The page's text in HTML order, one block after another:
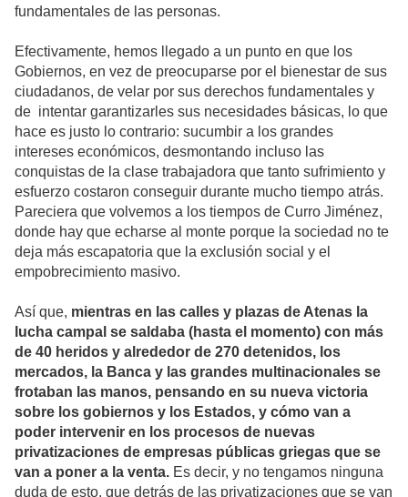
fundamentales de las personas.
Efectivamente, hemos llegado a un punto en que los
Gobiernos, en vez de preocuparse por el bienestar de sus
ciudadanos, de velar por sus derechos fundamentales y
de intentar garantizarles sus necesidades básicas, lo que
hace es justo lo contrario: sucumbir a los grandes
intereses económicos, desmontando incluso las
conquistas de la clase trabajadora que tanto sufrimiento y
esfuerzo costaron conseguir durante mucho tiempo atrás.
Pareciera que volvemos a los tiempos de Curro Jiménez,
donde hay que echarse al monte porque la sociedad no te
deja más escapatoria que la exclusión social y el
empobrecimiento masivo.
Así que, mientras en las calles y plazas de Atenas la
lucha campal se saldaba (hasta el momento) con más
de 40 heridos y alrededor de 270 detenidos, los
mercados, la Banca y las grandes multinacionales se
frotaban las manos, pensando en su nueva victoria
sobre los gobiernos y los Estados, y cómo van a
poder intervenir en los procesos de nuevas
privatizaciones de empresas públicas griegas que se
van a poner a la venta. Es decir, y no tengamos ninguna
duda de esto, que detrás de las privatizaciones que se van